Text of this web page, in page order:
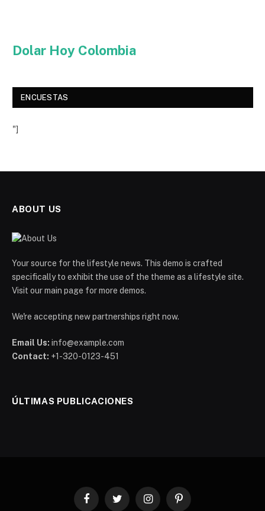
Dolar Hoy Colombia
ENCUESTAS
"]
ABOUT US
Your source for the lifestyle news. This demo is crafted
specifically to exhibit the use of the theme as a lifestyle site.
Visit our main page for more demos.
We're accepting new partnerships right now.
Email Us: info@example.com
Contact: +1-320-0123-451
ÚLTIMAS PUBLICACIONES
FacebookTwitter InstagramPinterest